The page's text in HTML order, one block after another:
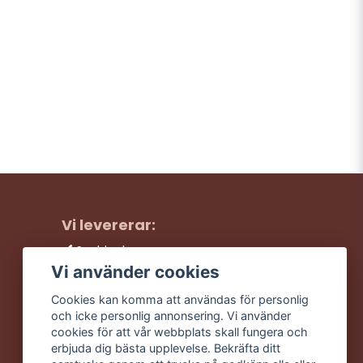
Vi levererar:
Snabba leveranser
Trygga köp
Fri frakt över 499:-
Trevlig kundtjänst
Vi använder cookies
Cookies kan komma att användas för personlig
och icke personlig annonsering. Vi använder
cookies för att vår webbplats skall fungera och
erbjuda dig bästa upplevelse. Bekräfta ditt